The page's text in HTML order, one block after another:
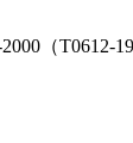
（T0612-